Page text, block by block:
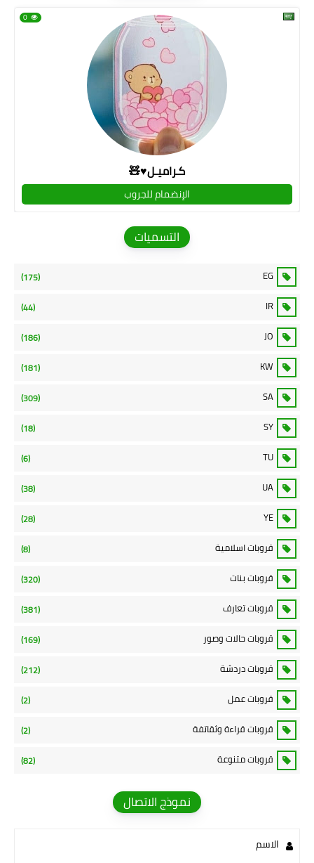
كـراميـل♥🧸
0
الإنضمام للجروب
التسميات
EG
(175)
IR
(44)
JO
(186)
KW
(181)
SA
(309)
SY
(18)
TU
(6)
UA
(38)
YE
(28)
قروبات اسلامية (8)
قروبات بنات (320)
قروبات تعارف (381)
قروبات حالات وصور (169)
قروبات دردشة (212)
قروبات عمل (2)
قروبات قراءة وثقاتفة (2)
قروبات متنوعة (82)
نموذج الاتصال
الاسم